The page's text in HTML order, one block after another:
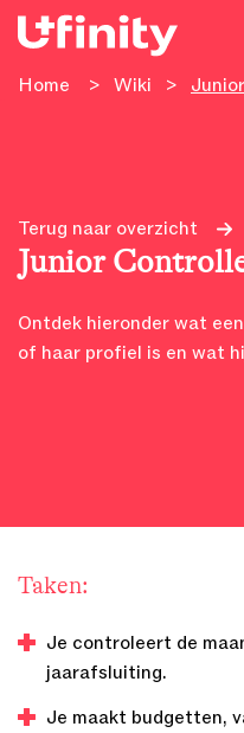
Home > Wiki >
Terug naar overzicht
Junior
Ontdek hieronder wat
of haar profiel is en wat
Taken:
Je controleert de
jaarafsluiting.
Je maakt budgetten,